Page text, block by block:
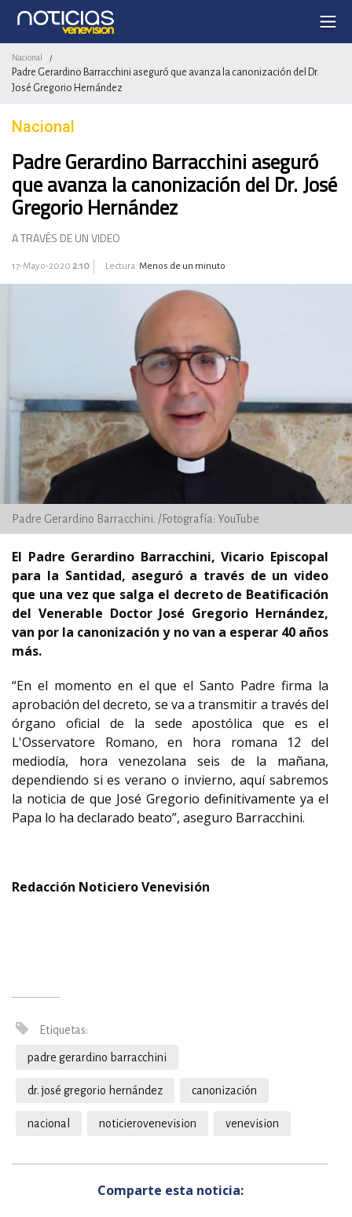
Nacional /
Padre Gerardino Barracchini aseguró que avanza la canonización del Dr.
José Gregorio Hernández
Nacional
Padre Gerardino Barracchini aseguró
que avanza la canonización del Dr. José
Gregorio Hernández
A TRAVÉS DE UN VIDEO
17-Mayo-2020 2:10 Lectura: Menos de un minuto
Padre Gerardino Barracchini. /Fotografía: YouTube
El Padre Gerardino Barracchini, Vicario Episcopal
para la Santidad, aseguró a través de un video
que una vez que salga el decreto de Beatificación
del Venerable Doctor José Gregorio Hernández,
van por la canonización y no van a esperar 40 años
más.
“En el momento en el que el Santo Padre firma la
aprobación del decreto, se va a transmitir a través del
órgano oficial de la sede apostólica que es el
L'Osservatore Romano, en hora romana 12 del
mediodía, hora venezolana seis de la mañana,
dependiendo si es verano o invierno, aquí sabremos
la noticia de que José Gregorio definitivamente ya el
Papa lo ha declarado beato”, aseguro Barracchini.
Redacción Noticiero Venevisión
Etiquetas:
padre gerardino barracchini
dr. josé gregorio hernández canonización
nacional noticierovenevision venevision
Comparte esta noticia: